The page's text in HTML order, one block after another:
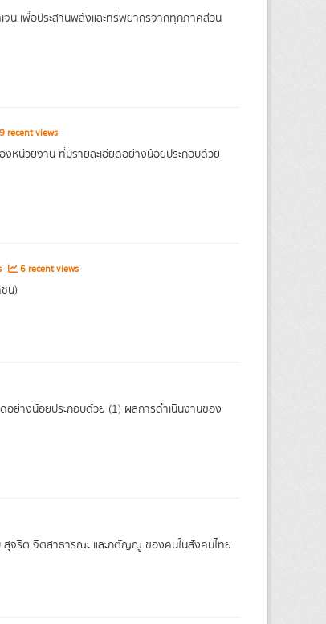
เพื่อประสานพลังและทรัพยากรจากทุกภาคส่วน
recent views
หน่วยงาน ที่มีรายละเอียดอย่างน้อยประกอบด้วย
6 recent views
น)
อย่างน้อยประกอบด้วย (1) ผลการดำเนินงานของ
จริต จิตสาธารณะ และกตัญญู ของคนในสังคมไทย